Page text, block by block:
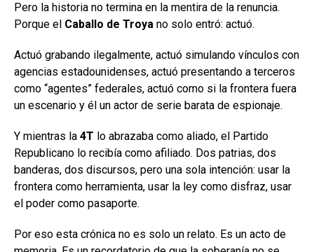
Pero la historia no termina en la mentira de la renuncia.
Porque el Caballo de Troya no solo entró: actuó.
Actuó grabando ilegalmente, actuó simulando vínculos con
agencias estadounidenses, actuó presentando a terceros
como “agentes” federales, actuó como si la frontera fuera
un escenario y él un actor de serie barata de espionaje.
Y mientras la 4T lo abrazaba como aliado, el Partido
Republicano lo recibía como afiliado. Dos patrias, dos
banderas, dos discursos, pero una sola intención: usar la
frontera como herramienta, usar la ley como disfraz, usar
el poder como pasaporte.
Por eso esta crónica no es solo un relato. Es un acto de